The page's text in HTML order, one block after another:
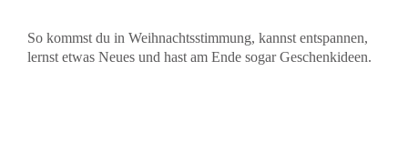
So kommst du in Weihnachtsstimmung, kannst entspannen,
lernst etwas Neues und hast am Ende sogar Geschenkideen.